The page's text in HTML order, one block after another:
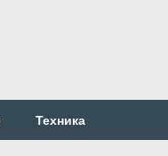
Техника